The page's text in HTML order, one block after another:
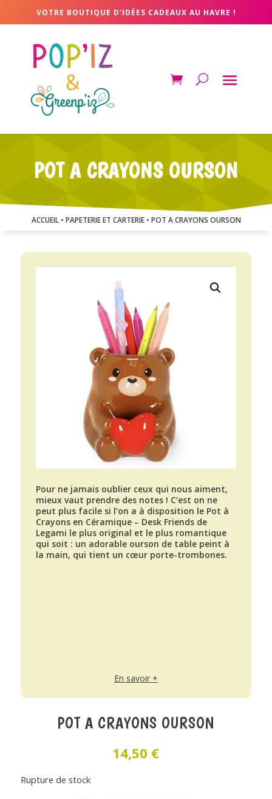
VOTRE BOUTIQUE D’IDÉES CADEAUX AU HAVRE !
POT A CRAYONS OURSON
ACCUEIL• PAPETERIE ET CARTERIE• POT A CRAYONS OURSON
Pour ne jamais oublier ceux qui nous aiment,
mieux vaut prendre des notes ! C’est on ne
peut plus facile si l’on a à disposition le Pot à
Crayons en Céramique – Desk Friends de
Legami le plus original et le plus romantique
qui soit : un adorable ourson de table peint à
la main, qui tient un cœur porte-trombones.
En savoir +
POT A CRAYONS OURSON
14,50 €
Rupture de stock